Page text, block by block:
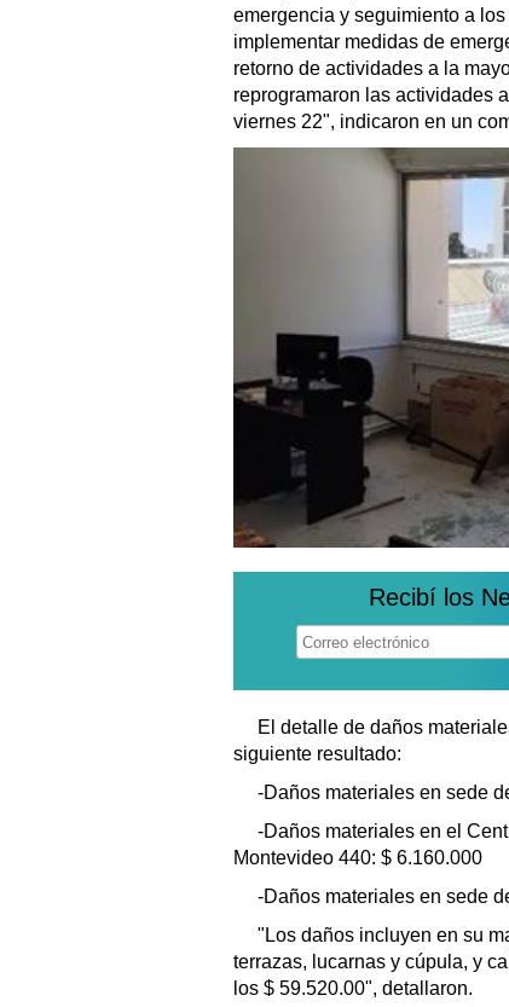
emergencia y seguimiento a
implementar medidas de
retorno de actividades a la
reprogramaron las actividades
viernes 22", indicaron en un
Recibí los
El detalle de daños
siguiente resultado:
-Daños materiales en sede
-Daños materiales en el
Montevideo 440: $ 6.160.000
-Daños materiales en sede
"Los daños incluyen en su
terrazas, lucarnas y cúpula, y
los $ 59.520.00", detallaron.